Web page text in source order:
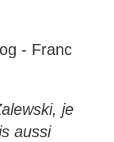
- Franc
je
aussi